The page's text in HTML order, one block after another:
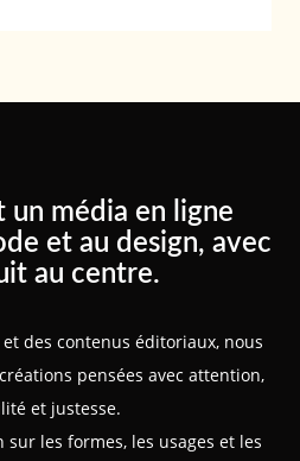
un média en ligne
et au design, avec
au centre.
des contenus éditoriaux, nous
pensées avec attention,
et justesse.
les formes, les usages et les